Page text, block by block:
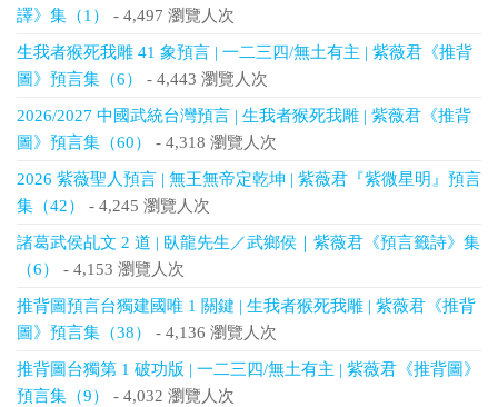
譯》集（1）
- 4,497 瀏覽人次
生我者猴死我雕 41 象預言 | 一二三四/無土有主 | 紫薇君《推背
圖》預言集（6）
- 4,443 瀏覽人次
2026/2027 中國武統台灣預言 | 生我者猴死我雕 | 紫薇君《推背
圖》預言集（60）
- 4,318 瀏覽人次
2026 紫薇聖人預言 | 無王無帝定乾坤 | 紫薇君『紫微星明』預言
集（42）
- 4,245 瀏覽人次
諸葛武侯乩文 2 道 | 臥龍先生／武鄉侯｜紫薇君《預言籤詩》集
（6）
- 4,153 瀏覽人次
推背圖預言台獨建國唯 1 關鍵 | 生我者猴死我雕 | 紫薇君《推背
圖》預言集（38）
- 4,136 瀏覽人次
推背圖台獨第 1 破功版 | 一二三四/無土有主 | 紫薇君《推背圖》
預言集（9）
- 4,032 瀏覽人次